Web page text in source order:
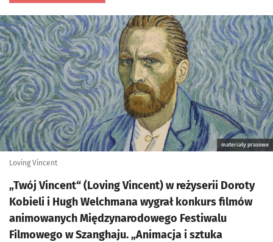
Kliknij, aby powiększyć
materiały prasowe
Loving Vincent
„Twój Vincent“ (Loving Vincent) w reżyserii Doroty
Kobieli i Hugh Welchmana wygrał konkurs filmów
animowanych Międzynarodowego Festiwalu
Filmowego w Szanghaju. „Animacja i sztuka